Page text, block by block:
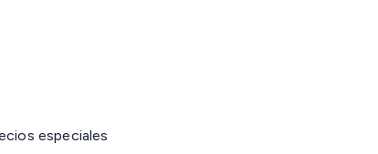
especiales